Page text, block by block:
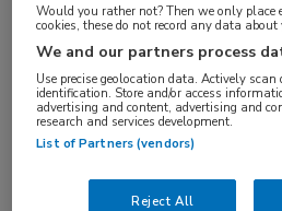
dementerende ouderen,
chronisch zieken en
problemen steeds
de juiste zorg. Dat blijkt uit
actiecomitéHet Roer Moet
Would you rather not? Then we only
cookies, these do not record any data
We and our partners process
Use precise geolocation data. Actively
identification. Store and/or access
advertising and content, advertising and
research and services development.
List of Partners (vendors)
Reject All